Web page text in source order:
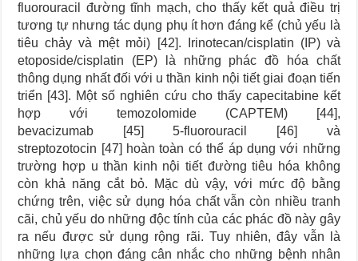
fluorouracil đường tĩnh mạch, cho thấy kết quả điều trị
tương tự nhưng tác dụng phụ ít hơn đáng kể (chủ yếu là
tiêu chảy và mệt mỏi) [42]. Irinotecan/cisplatin (IP) và
etoposide/cisplatin (EP) là những phác đồ hóa chất
thông dụng nhất đối với u thần kinh nội tiết giai đoạn tiến
triển [43]. Một số nghiên cứu cho thấy capecitabine kết
hợp với temozolomide (CAPTEM) [44],
bevacizumab [45] 5-fluorouracil [46] và
streptozotocin [47] hoàn toàn có thể áp dụng với những
trường hợp u thần kinh nội tiết đường tiêu hóa không
còn khả năng cắt bỏ. Mặc dù vậy, với mức độ bằng
chứng trên, việc sử dụng hóa chất vẫn còn nhiều tranh
cãi, chủ yếu do những độc tính của các phác đồ này gây
ra nếu được sử dụng rộng rãi. Tuy nhiên, đây vẫn là
những lựa chọn đáng cân nhắc cho những bệnh nhân